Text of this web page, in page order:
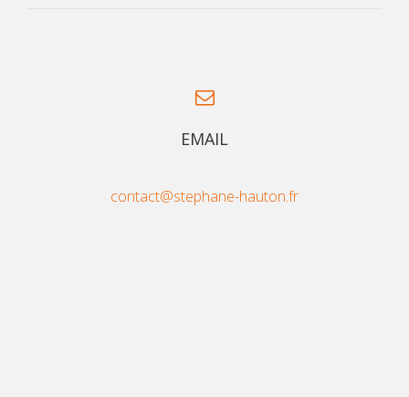
EMAIL
contact@stephane-hauton.fr